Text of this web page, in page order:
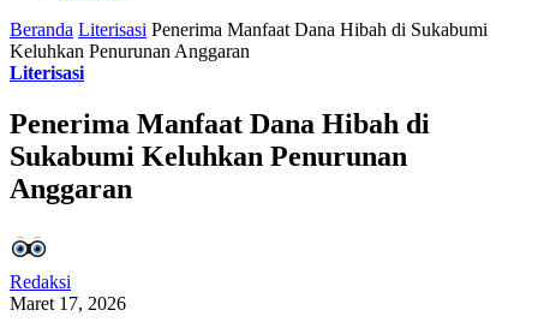
Beranda Literisasi Penerima Manfaat Dana Hibah di Sukabumi
Keluhkan Penurunan Anggaran
Literisasi
Penerima Manfaat Dana Hibah di
Sukabumi Keluhkan Penurunan
Anggaran
Redaksi
Maret 17, 2026